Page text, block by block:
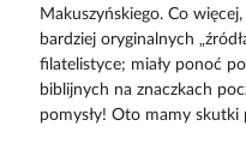
Makuszyńskiego. Co
bardziej oryginalnych
filatelistyce; miały ponoć
biblijnych na znaczkach
pomysły! Oto mamy skutki